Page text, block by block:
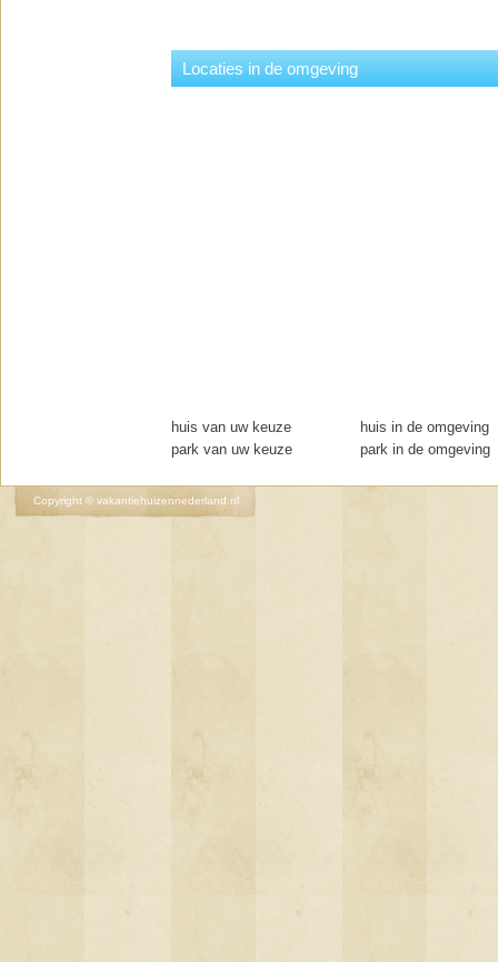
Locaties in de omgeving
huis van uw keuze
huis in de omgeving
park van uw keuze
park in de omgeving
Copyright © vakantiehuizennederland.nl